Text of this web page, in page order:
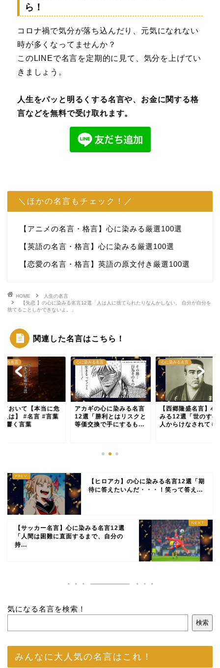
ら！
コロナ禍で気分が落ち込んだり、元気になれない
時が多くなってませんか？
このLINEで名言を定期的に見て、気分を上げてい
きましょう。
人生をパッと明るくする名言や、お金に関する格
言などを無料で受け取れます。
＼ほかの名言もチェック！／
【アニメの名言・格言】心に染みる厳選100選
【英語の名言・格言】心に染みる厳選100選
【恋愛の名言・格言】英語の原文付き厳選100選
HOME
人生の名言
【失恋 】の心に染みる名言12選「人は人に捨てられたりなんかしない。 自分が自分を
捨てることしかできないよ。」
関連した名言はこちら！
みる名言
ておいて【本当に危
人は】 #名言 #言葉
響く言葉
心に染みる名言
アカギの心に染みる名言
12選「勝利とはリスクと
等価交換で手にするも...
心に染みる名言
【西郷隆盛名言】心
みる12選「世のすべ
人からけなされても
【ヒロアカ】の心に染みる名言12選「期
待に答えたいんだ・・・！笑って答え...
【サッカー名言】心に染みる名言12選
「人間は困難に直面するまで、自分の
持...
気になる名言を検索！
検索
みんなに大人気の名言はこれ！